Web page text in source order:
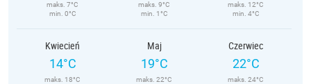
maks. 7°C
min. 0°C
maks. 9°C
min. 1°C
maks. 12°C
min. 4°C
Kwiecień
14°C
maks. 18°C
Maj
19°C
maks. 22°C
Czerwiec
22°C
maks. 24°C